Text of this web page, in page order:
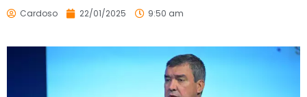
Cardoso 22/01/2025 9:50 am